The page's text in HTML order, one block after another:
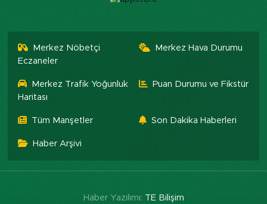
Merkez Nöbetçi
Eczaneler
Merkez Hava Durumu
Merkez Trafik Yoğunluk
Haritası
Puan Durumu ve Fikstür
Tüm Manşetler Son Dakika Haberleri
Haber Arşivi
Haber Yazılımı: TE Bilişim